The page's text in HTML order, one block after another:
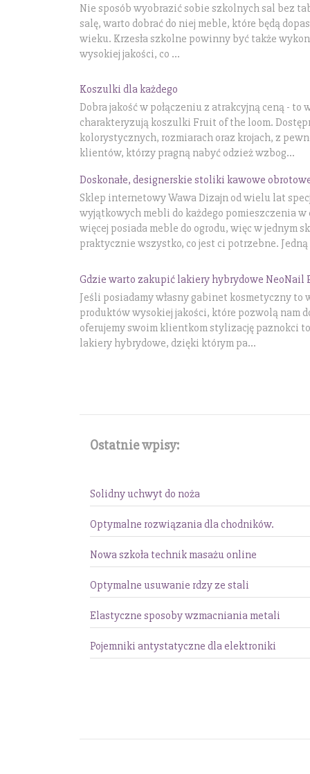
Nie sposób wyobrazić sobie szkolnych sal bez
salę, warto dobrać do niej meble, które będą
wieku. Krzesła szkolne powinny być także
wysokiej jakości, co ...
Koszulki dla każdego
Dobra jakość w połączeniu z atrakcyjną ceną - to
charakteryzują koszulki Fruit of the loom.
kolorystycznych, rozmiarach oraz krojach, z
klientów, którzy pragną nabyć odzież wzbog...
Doskonałe, designerskie stoliki kawowe
Sklep internetowy Wawa Dizajn od wielu lat
wyjątkowych mebli do każdego pomieszczenia
więcej posiada meble do ogrodu, więc w jednym
praktycznie wszystko, co jest ci potrzebne. Jedną
Gdzie warto zakupić lakiery hybrydowe NeoNail
Jeśli posiadamy własny gabinet kosmetyczny to
produktów wysokiej jakości, które pozwolą nam
oferujemy swoim klientkom stylizację paznokci
lakiery hybrydowe, dzięki którym pa...
Ostatnie wpisy:
Solidny uchwyt do noża
Optymalne rozwiązania dla chodników.
Nowa szkoła technik masażu online
Optymalne usuwanie rdzy ze stali
Elastyczne sposoby wzmacniania metali
Pojemniki antystatyczne dla elektroniki